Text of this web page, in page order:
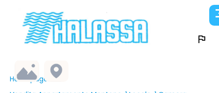
Homepage